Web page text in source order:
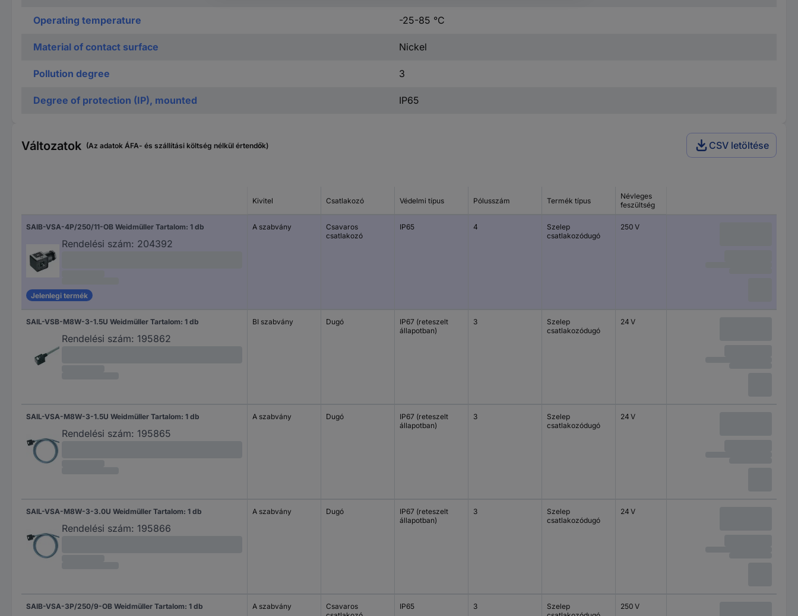
Operating temperature -25-85 °C
Material of contact surface Nickel
Pollution degree 3
Degree of protection (IP), mounted IP65
Változatok (Az adatok ÁFA- és szállítási költség nélkül értendők) CSV letöltése
Kivitel Csatlakozó Védelmi típus Pólusszám Termék típus
Névleges
feszültség
SAIB-VSA-4P/250/11-OB Weidmüller Tartalom: 1 db
Rendelési szám: 204392
Jelenlegi termék
A szabvány
Csavaros
csatlakozó
IP65 4
Szelep
csatlakozódugó
250 V
SAIL-VSB-M8W-3-1.5U Weidmüller Tartalom: 1 db
Rendelési szám: 195862
BI szabvány Dugó
IP67 (reteszelt
állapotban)
3
Szelep
csatlakozódugó
24 V
SAIL-VSA-M8W-3-1.5U Weidmüller Tartalom: 1 db
Rendelési szám: 195865
A szabvány Dugó
IP67 (reteszelt
állapotban)
3
Szelep
csatlakozódugó
24 V
SAIL-VSA-M8W-3-3.0U Weidmüller Tartalom: 1 db
Rendelési szám: 195866
A szabvány Dugó
IP67 (reteszelt
állapotban)
3
Szelep
csatlakozódugó
24 V
SAIB-VSA-3P/250/9-OB Weidmüller Tartalom: 1 db A szabvány
Csavaros
IP65 3
Szelep
250 V